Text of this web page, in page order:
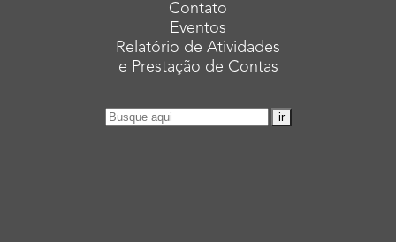
Contato
Eventos
Relatório de Atividades
e Prestação de Contas